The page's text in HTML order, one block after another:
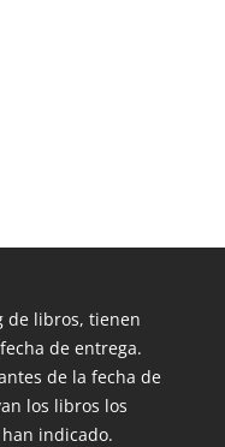
de libros, tienen
de entrega.
de la fecha de
los libros los
indicado.